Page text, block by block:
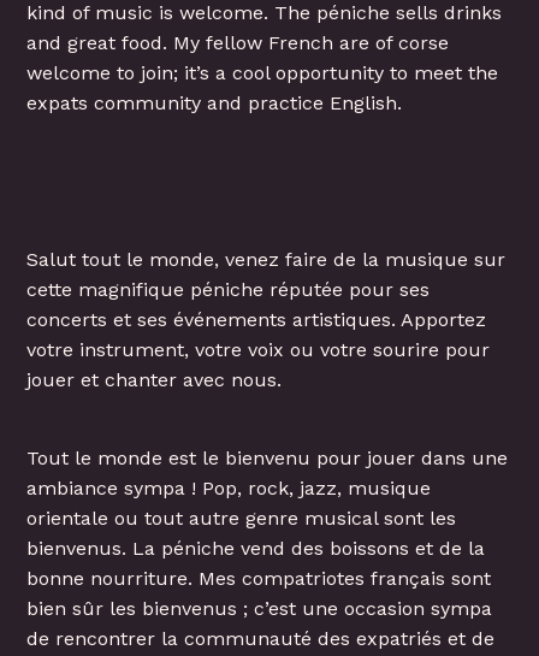
kind of music is welcome. The péniche sells drinks
and great food. My fellow French are of corse
welcome to join; it’s a cool opportunity to meet the
expats community and practice English.
Salut tout le monde, venez faire de la musique sur
cette magnifique péniche réputée pour ses
concerts et ses événements artistiques. Apportez
votre instrument, votre voix ou votre sourire pour
jouer et chanter avec nous.
Tout le monde est le bienvenu pour jouer dans une
ambiance sympa ! Pop, rock, jazz, musique
orientale ou tout autre genre musical sont les
bienvenus. La péniche vend des boissons et de la
bonne nourriture. Mes compatriotes français sont
bien sûr les bienvenus ; c’est une occasion sympa
de rencontrer la communauté des expatriés et de